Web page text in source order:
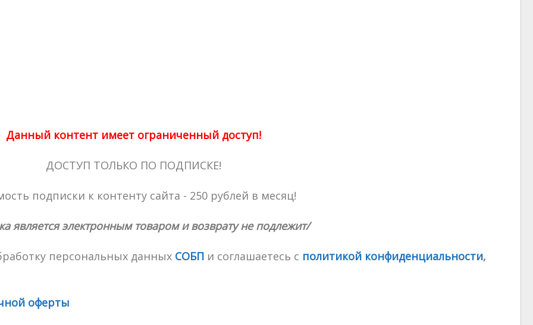
Данный контент имеет ограниченный доступ!
ДОСТУП ТОЛЬКО ПО ПОДПИСКЕ!
подписки к контенту сайта - 250 рублей в месяц!
является электронным товаром и возврату не подлежит/
персональных данных СОБП и соглашаетесь с политикой конфиденциальности,
оферты